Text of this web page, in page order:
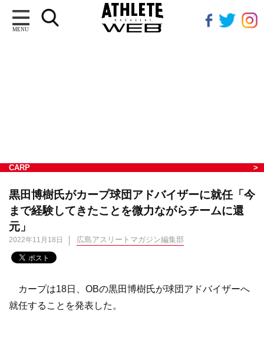
MENU
CARP
黒田博樹氏がカープ球団アドバイザーに就任「今
まで経験してきたことを微力ながらチームに還
元」
2022年11月18日 広島アスリートマガジン編集部
カープは18日、OBの黒田博樹氏が球団アドバイザーへ
就任することを発表した。